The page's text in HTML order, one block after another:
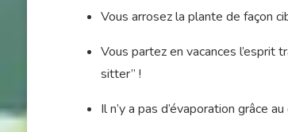
Vous arrosez la plante de façon
Vous partez en vacances l’esprit
sitter” !
Il n’y a pas d’évaporation grâce